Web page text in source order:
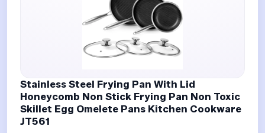
Stainless Steel Frying Pan With Lid
Honeycomb Non Stick Frying Pan Non Toxic
Skillet Egg Omelete Pans Kitchen Cookware
JT561